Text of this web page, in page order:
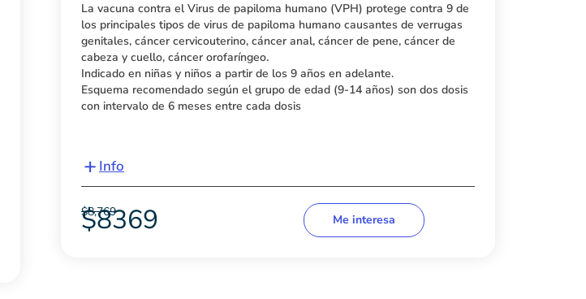
La vacuna contra el Virus de papiloma humano (VPH) protege contra 9 de
los principales tipos de virus de papiloma humano causantes de verrugas
genitales, cáncer cervicouterino, cáncer anal, cáncer de pene, cáncer de
cabeza y cuello, cáncer orofaríngeo.
Indicado en niñas y niños a partir de los 9 años en adelante.
Esquema recomendado según el grupo de edad (9-14 años) son dos dosis
con intervalo de 6 meses entre cada dosis
+ Info
$8,769
$8369 Me interesa